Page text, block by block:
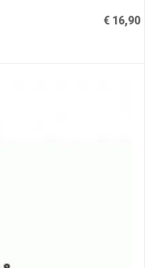
€ 16,90